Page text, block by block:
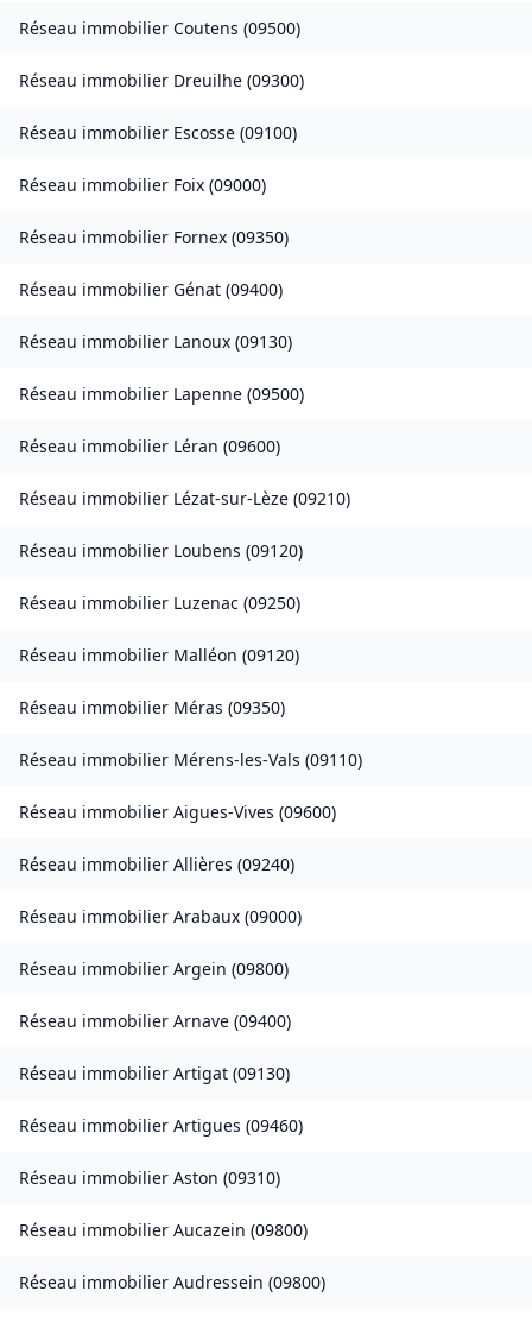
Réseau immobilier Coutens (09500)
Réseau immobilier Dreuilhe (09300)
Réseau immobilier Escosse (09100)
Réseau immobilier Foix (09000)
Réseau immobilier Fornex (09350)
Réseau immobilier Génat (09400)
Réseau immobilier Lanoux (09130)
Réseau immobilier Lapenne (09500)
Réseau immobilier Léran (09600)
Réseau immobilier Lézat-sur-Lèze (09210)
Réseau immobilier Loubens (09120)
Réseau immobilier Luzenac (09250)
Réseau immobilier Malléon (09120)
Réseau immobilier Méras (09350)
Réseau immobilier Mérens-les-Vals (09110)
Réseau immobilier Aigues-Vives (09600)
Réseau immobilier Allières (09240)
Réseau immobilier Arabaux (09000)
Réseau immobilier Argein (09800)
Réseau immobilier Arnave (09400)
Réseau immobilier Artigat (09130)
Réseau immobilier Artigues (09460)
Réseau immobilier Aston (09310)
Réseau immobilier Aucazein (09800)
Réseau immobilier Audressein (09800)